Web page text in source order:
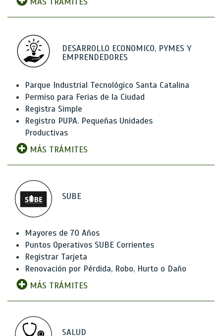
DESARROLLO ECONOMICO, PYMES Y
EMPRENDEDORES
Parque Industrial Tecnológico Santa Catalina
Permiso para Ferias de la Ciudad
Registra Simple
Registro PUPA. Pequeñas Unidades
Productivas
MÁS TRÁMITES
SUBE
Mayores de 70 Años
Puntos Operativos SUBE Corrientes
Registrar Tarjeta
Renovación por Pérdida, Robo, Hurto o Daño
MÁS TRÁMITES
SALUD